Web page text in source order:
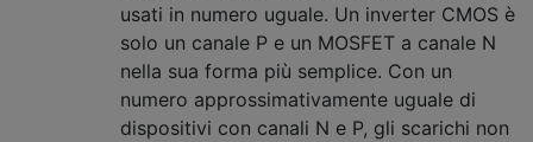
usati in numero uguale. Un inverter CMOS è
solo un canale P e un MOSFET a canale N
nella sua forma più semplice. Con un
numero approssimativamente uguale di
dispositivi con canali N e P, gli scarichi non